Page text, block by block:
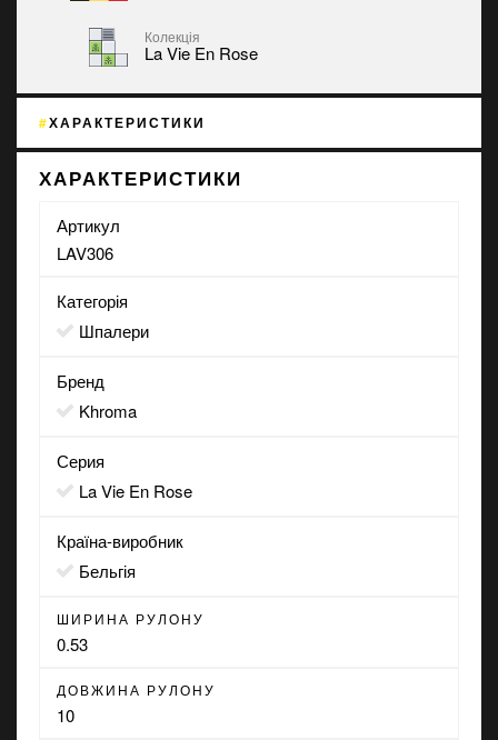
Колекція
La Vie En Rose
ХАРАКТЕРИСТИКИ
ХАРАКТЕРИСТИКИ
Артикул
LAV306
Категорія
Шпалери
Бренд
Khroma
Серия
La Vie En Rose
Країна-виробник
Бельгія
ШИРИНА РУЛОНУ
0.53
ДОВЖИНА РУЛОНУ
10